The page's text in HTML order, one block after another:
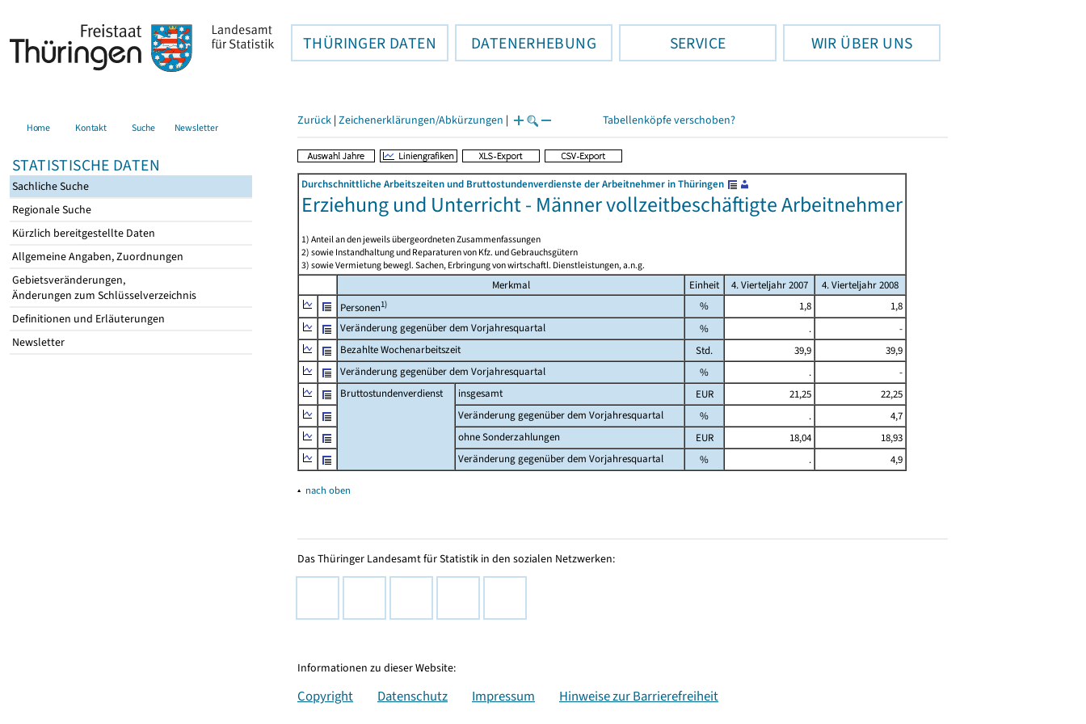
THÜRINGER DATEN DATENERHEBUNG SERVICE WIR ÜBER UNS
Home Kontakt Suche Newsletter
STATISTISCHE DATEN
Sachliche Suche
Regionale Suche
Kürzlich bereitgestellte Daten
Allgemeine Angaben, Zuordnungen
Gebietsveränderungen,
Änderungen zum Schlüsselverzeichnis
Definitionen und Erläuterungen
Newsletter
Zurück | Zeichenerklärungen/Abkürzungen | Tabellenköpfe verschoben?
Durchschnittliche Arbeitszeiten und Bruttostundenverdienste der Arbeitnehmer in Thüringen
Erziehung und Unterricht - Männer vollzeitbeschäftigte Arbeitnehmer
1) Anteil an den jeweils übergeordneten Zusammenfassungen
2) sowie Instandhaltung und Reparaturen von Kfz. und Gebrauchsgütern
3) sowie Vermietung bewegl. Sachen, Erbringung von wirtschaftl. Dienstleistungen, a.n.g.
Merkmal Einheit 4. Vierteljahr 2007
4. Vierteljahr 2008
Personen1) % 1,8
1,8
Veränderung gegenüber dem Vorjahresquartal
% .
-
Bezahlte Wochenarbeitszeit
Std. 39,9
39,9
Veränderung gegenüber dem Vorjahresquartal
% .
-
Bruttostundenverdienst
insgesamt EUR 21,25
22,25
Veränderung gegenüber dem Vorjahresquartal
% .
4,7
ohne Sonderzahlungen
EUR 18,04
18,93
Veränderung gegenüber dem Vorjahresquartal
% . 4,9
▴ nach oben
Das Thüringer Landesamt für Statistik in den sozialen Netzwerken:
Informationen zu dieser Website:
Copyright Datenschutz Impressum Hinweise zur Barrierefreiheit